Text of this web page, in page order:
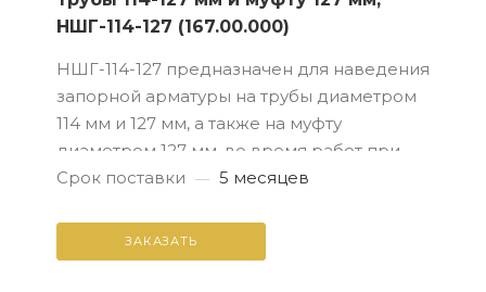
НШГ-114-127 (167.00.000)
НШГ-114-127 предназначен для наведения
запорной арматуры на трубы диаметром
114 мм и 127 мм, а также на муфту
диаметром 127 мм, во время работ при
ликвидации газовых и нефтяных
Срок поставки — 5 месяцев
ЗАКАЗАТЬ